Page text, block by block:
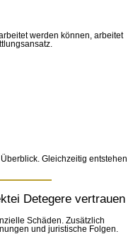
werden können, arbeitet
Gleichzeitig entstehen
Detegere vertrauen
Schäden. Zusätzlich
und juristische Folgen.